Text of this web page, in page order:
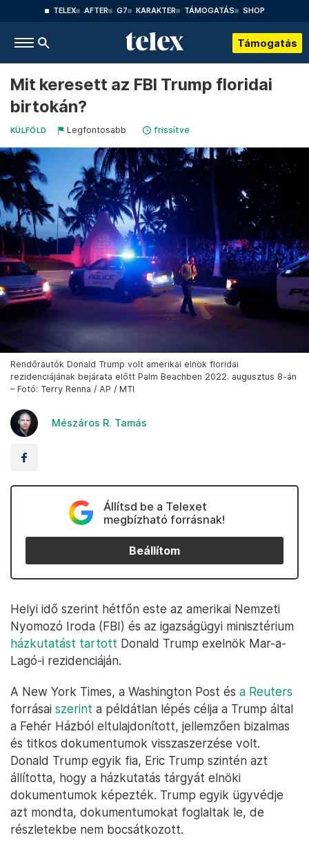
TELEX AFTER G7 KARAKTER TÁMOGATÁS SHOP
Támogatás
Mit keresett az FBI Trump floridai
birtokán?
KÜLFÖLD Legfontosabb frissítve
Rendőrautók Donald Trump volt amerikai elnök floridai
rezidenciájának bejárata előtt Palm Beachben 2022. augusztus 8-án
– Fotó: Terry Renna / AP / MTI
Mészáros R. Tamás
Állítsd be a Telexet
megbízható forrásnak!
Beállítom
Helyi idő szerint hétfőn este az amerikai Nemzeti
Nyomozó Iroda (FBI) és az igazságügyi minisztérium
házkutatást tartott Donald Trump exelnök Mar-a-
Lagó-i rezidenciáján.
A New York Times, a Washington Post és a Reuters
forrásai szerint a példátlan lépés célja a Trump által
a Fehér Házból eltulajdonított, jellemzően bizalmas
és titkos dokumentumok visszaszerzése volt.
Donald Trump egyik fia, Eric Trump szintén azt
állította, hogy a házkutatás tárgyát elnöki
dokumentumok képezték. Trump egyik ügyvédje
azt mondta, dokumentumokat foglaltak le, de
részletekbe nem bocsátkozott.